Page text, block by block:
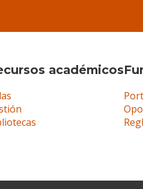
académicos